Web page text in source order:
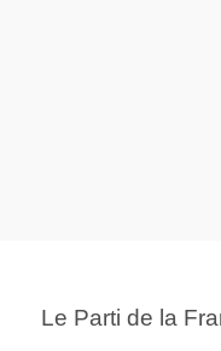
Le Parti de la